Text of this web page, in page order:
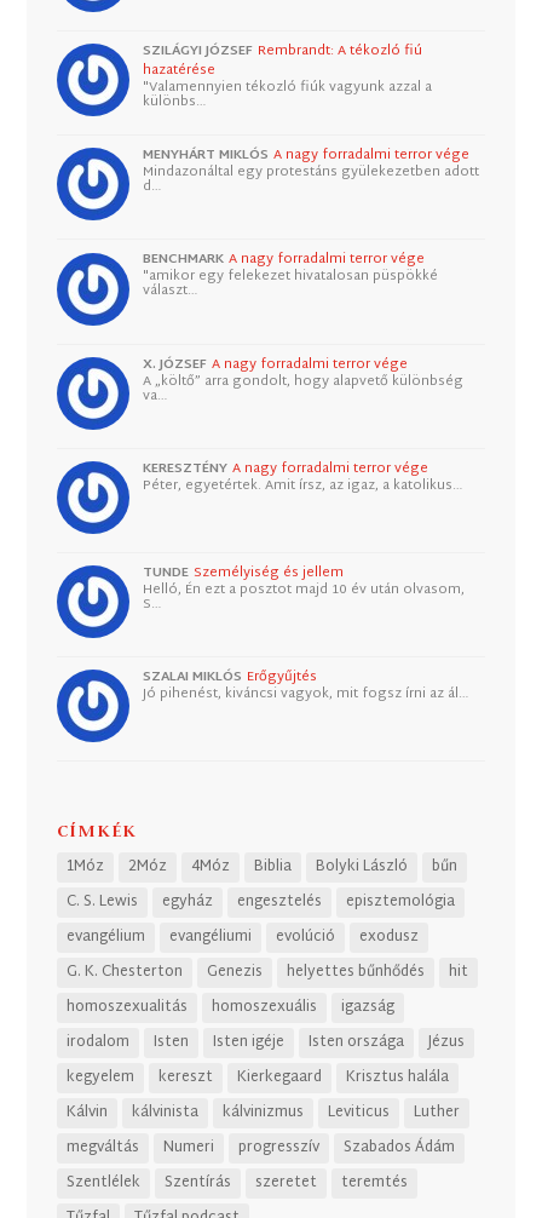
SZILÁGYI JÓZSEF Rembrandt: A tékozló fiú
hazatérése
"Valamennyien tékozló fiúk vagyunk azzal a
különbs…
MENYHÁRT MIKLÓS A nagy forradalmi terror vége
Mindazonáltal egy protestáns gyülekezetben adott
d…
BENCHMARK A nagy forradalmi terror vége
"amikor egy felekezet hivatalosan püspökké
választ…
X. JÓZSEF A nagy forradalmi terror vége
A „költő” arra gondolt, hogy alapvető különbség
va…
KERESZTÉNY A nagy forradalmi terror vége
Péter, egyetértek. Amit írsz, az igaz, a katolikus…
TUNDE Személyiség és jellem
Helló, Én ezt a posztot majd 10 év után olvasom,
S…
SZALAI MIKLÓS Erőgyűjtés
Jó pihenést, kiváncsi vagyok, mit fogsz írni az ál…
CÍMKÉK
1Móz 2Móz 4Móz Biblia Bolyki László
bűn
C. S. Lewis
egyház engesztelés
episztemológia
evangélium
evangéliumi evolúció
exodusz
G. K. Chesterton
Genezis helyettes bűnhődés
hit
homoszexualitás
homoszexuális
igazság
irodalom
Isten Isten igéje Isten országa
Jézus
kegyelem
kereszt Kierkegaard
Krisztus halála
Kálvin
kálvinista kálvinizmus Leviticus
Luther
megváltás
Numeri progresszív
Szabados Ádám
Szentlélek
Szentírás szeretet
teremtés